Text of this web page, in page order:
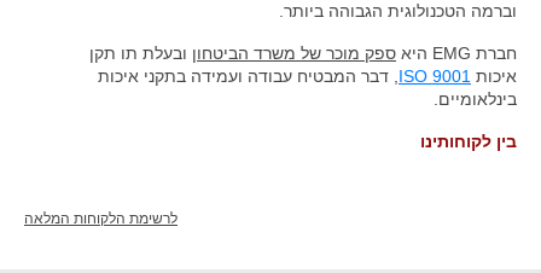
וברמה הטכנולוגית הגבוהה ביותר.
חברת EMG היא ספק מוכר של משרד הביטחון ובעלת תו תקן
איכות ISO 9001 , דבר המבטיח עבודה ועמידה בתקני איכות
בינלאומיים.
בין לקוחותינו
לרשימת הלקוחות המלאה